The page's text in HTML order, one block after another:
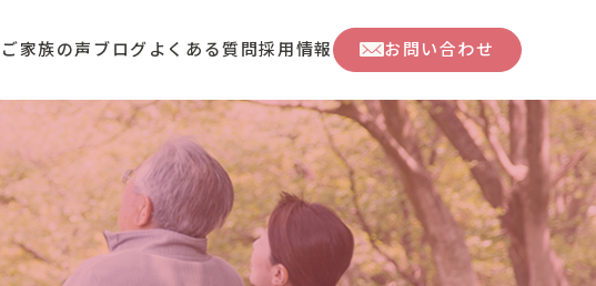
ご家族の声 ブログ よくある質問採用情報 お問い合わせ